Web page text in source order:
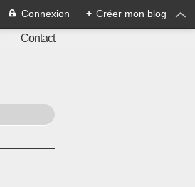
Connexion + Créer mon blog
Contact